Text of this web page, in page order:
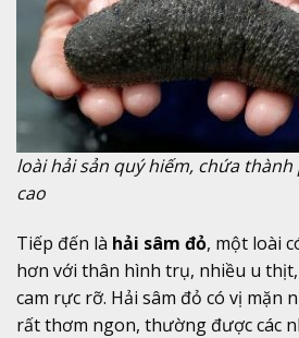
loài hải sản quý hiếm, chứa
cao
Tiếp đến là hải sâm đỏ, một loài
hơn với thân hình trụ, nhiều u
cam rực rỡ. Hải sâm đỏ có vị mặn
rất thơm ngon, thường được các